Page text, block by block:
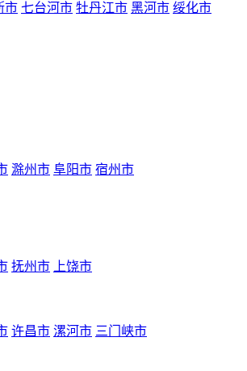
市 七台河市 牡丹江市 黑河市 绥化市
滁州市 阜阳市 宿州市
抚州市 上饶市
许昌市 漯河市 三门峡市